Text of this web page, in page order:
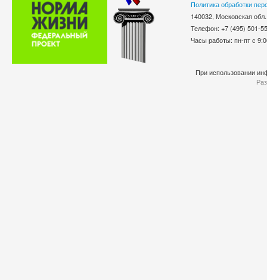
Политика обработки
140032, Московская
Телефон: +7 (495)
Часы работы: пн-пт с
При использовании